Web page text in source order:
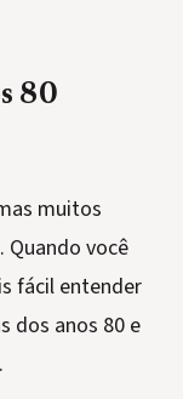
80
muitos
Quando você
fácil entender
dos anos 80 e